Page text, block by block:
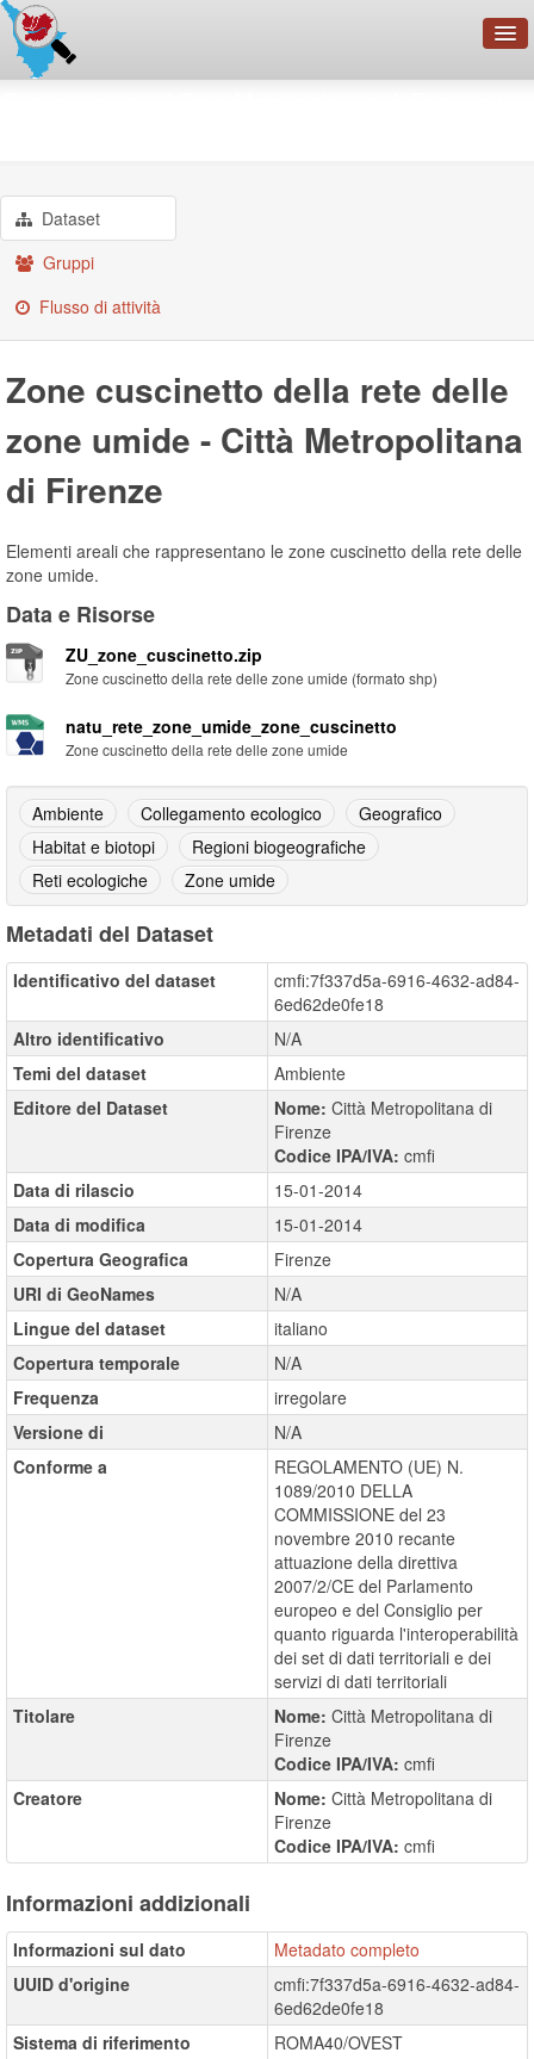
Dataset
Gruppi
Flusso di attività
Zone cuscinetto della rete delle
zone umide - Città Metropolitana
di Firenze
Elementi areali che rappresentano le zone cuscinetto della rete delle
zone umide.
Data e Risorse
ZU_zone_cuscinetto.zip
Zone cuscinetto della rete delle zone umide (formato shp)
natu_rete_zone_umide_zone_cuscinetto
Zone cuscinetto della rete delle zone umide
Ambiente Collegamento ecologico
Geografico
Habitat e biotopi
Regioni biogeografiche
Reti ecologiche
Zone umide
Metadati del Dataset
Identificativo del dataset
cmfi:7f337d5a-6916-4632-ad84-
6ed62de0fe18
Altro identificativo
N/A
Temi del dataset
Ambiente
Editore del Dataset
Nome: Città Metropolitana di
Firenze
Codice IPA/IVA: cmfi
Data di rilascio
15-01-2014
Data di modifica
15-01-2014
Copertura Geografica
Firenze
URI di GeoNames
N/A
Lingue del dataset
italiano
Copertura temporale
N/A
Frequenza
irregolare
Versione di
N/A
Conforme a
REGOLAMENTO (UE) N.
1089/2010 DELLA
COMMISSIONE del 23
novembre 2010 recante
attuazione della direttiva
2007/2/CE del Parlamento
europeo e del Consiglio per
quanto riguarda l'interoperabilità
dei set di dati territoriali e dei
servizi di dati territoriali
Titolare
Nome: Città Metropolitana di
Firenze
Codice IPA/IVA: cmfi
Creatore
Nome: Città Metropolitana di
Firenze
Codice IPA/IVA: cmfi
Informazioni addizionali
Informazioni sul dato
Metadato completo
UUID d'origine
cmfi:7f337d5a-6916-4632-ad84-
6ed62de0fe18
Sistema di riferimento
ROMA40/OVEST